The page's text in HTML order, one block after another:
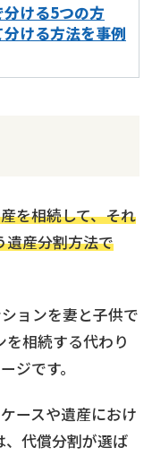
ける5つの方
ける方法を事例
を相続して、それ
遺産分割方法で
ョンを妻と子供で
相続する代わり
ジです。
ースや遺産におけ
、代償分割が選ば